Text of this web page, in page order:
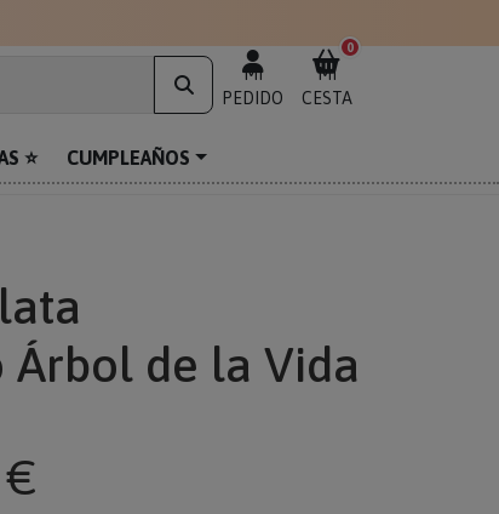
MI
PEDIDO
0
MI
CESTA
⭐ CUMPLEAÑOS
de la Vida